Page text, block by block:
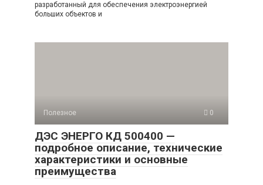
разработанный для обеспечения электроэнергией
больших объектов и
Полезное 0
ДЭС ЭНЕРГО КД 500400 —
подробное описание, технические
характеристики и основные
преимущества